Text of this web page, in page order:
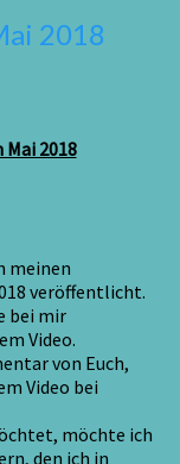
2018
2018
meinen
veröffentlicht.
bei mir
Video.
von Euch,
Video bei
möchte ich
den ich in